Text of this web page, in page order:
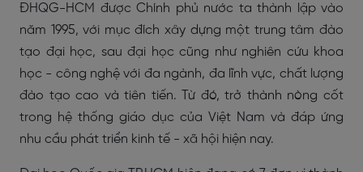
ĐHQG-HCM được Chính phủ nước ta thành lập vào
năm 1995, với mục đích xây dựng một trung tâm đào
tạo đại học, sau đại học cũng như nghiên cứu khoa
học - công nghệ với đa ngành, đa lĩnh vực, chất lượng
đào tạo cao và tiên tiến. Từ đó, trở thành nòng cốt
trong hệ thống giáo dục của Việt Nam và đáp ứng
nhu cầu phát triển kinh tế - xã hội hiện nay.